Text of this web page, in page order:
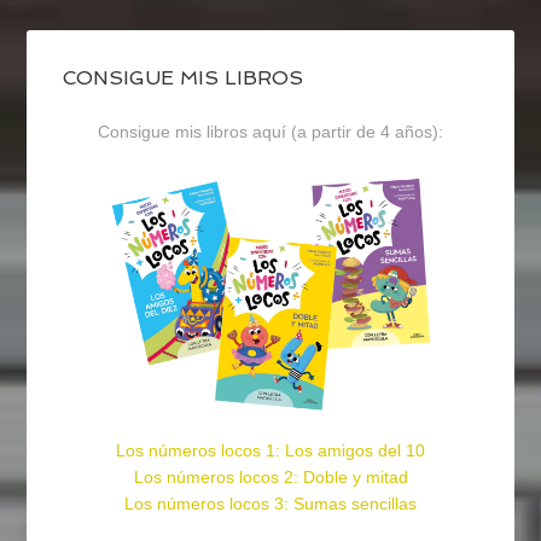
CONSIGUE MIS LIBROS
Consigue mis libros aquí (a partir de 4 años):
Los números locos 1: Los amigos del 10
Los números locos 2: Doble y mitad
Los números locos 3: Sumas sencillas